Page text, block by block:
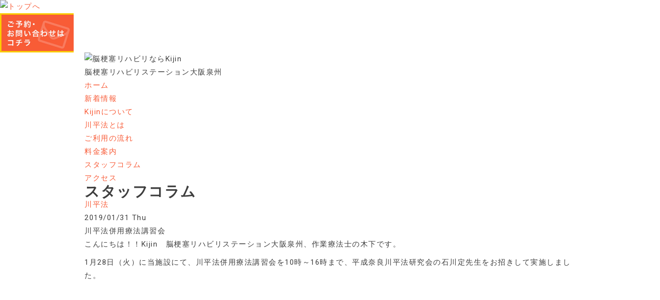
脳梗塞リハビリステーション大阪泉州
ホーム
新着情報
Kijinについて
川平法とは
ご利用の流れ
料金案内
スタッフコラム
アクセス
スタッフコラム
川平法
2019/01/31 Thu
川平法併用療法講習会
こんにちは！！Kijin 脳梗塞リハビリステーション大阪泉州、作業療法士の木下です。
1月28日（火）に当施設にて、川平法併用療法講習会を10時～16時まで、平成奈良川平法研究会の石川定先生をお招きして実施しまし
た。